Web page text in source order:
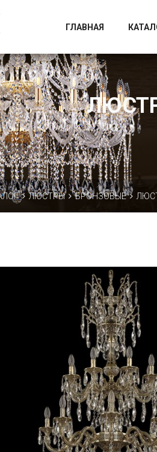
магазин фабрики Art Crystal Light
ГЛАВНАЯ
ЛЮСТРЫ БРОНЗОВЫЕ